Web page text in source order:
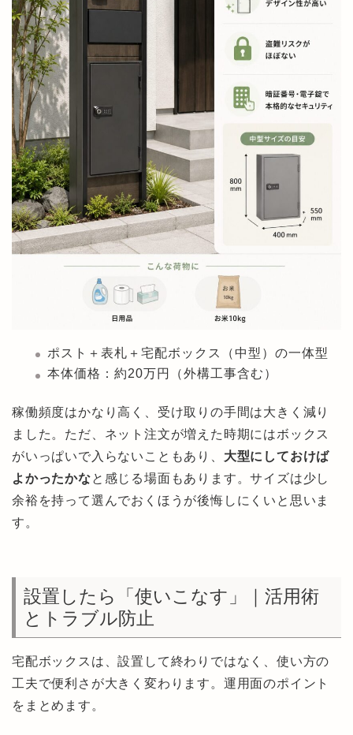
ポスト＋表札＋宅配ボックス（中型）の一体型
本体価格：約20万円（外構工事含む）
稼働頻度はかなり高く、受け取りの手間は大きく減り
ました。ただ、ネット注文が増えた時期にはボックス
がいっぱいで入らないこともあり、 大型にしておけば
よかったかなと感じる場面もあります。サイズは少し
余裕を持って選んでおくほうが後悔しにくいと思いま
す。
設置したら「使いこなす」｜活用術
とトラブル防止
宅配ボックスは、設置して終わりではなく、使い方の
工夫で便利さが大きく変わります。運用面のポイント
をまとめます。